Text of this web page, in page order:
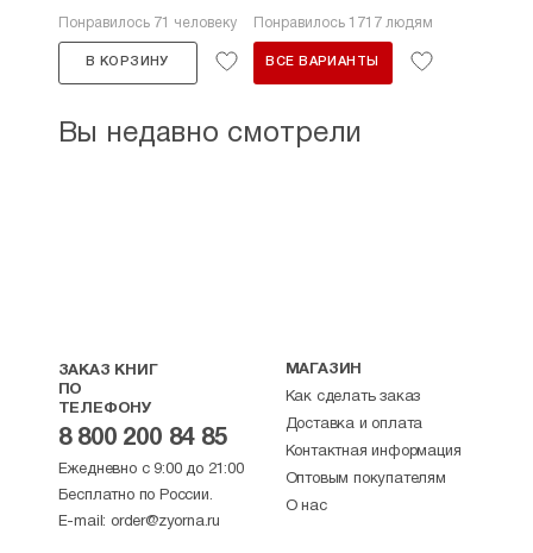
Понравилось 71 человеку
В КОРЗИНУ
Понравилось 1717 людям
ВСЕ ВАРИАНТЫ
Вы недавно смотрели
ЗАКАЗ КНИГ
ПО
ТЕЛЕФОНУ
8 800 200 84 85
Ежедневно с 9:00 до 21:00
Бесплатно по России.
E-mail: order@zyorna.ru
МАГАЗИН
Как сделать заказ
Доставка и оплата
Контактная информация
Оптовым покупателям
О нас